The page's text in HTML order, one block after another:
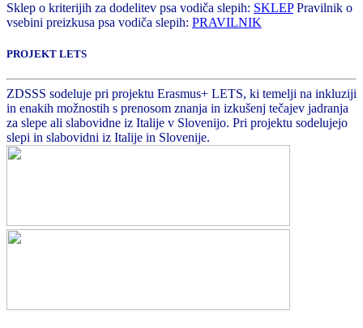
Sklep o kriterijih za dodelitev psa vodiča slepih: SKLEPPravilnik o
vsebini preizkusa psa vodiča slepih: PRAVILNIK
PROJEKT LETS
ZDSSS sodeluje pri projektu Erasmus+ LETS, ki temelji na inkluziji
in enakih možnostih s prenosom znanja in izkušenj tečajev jadranja
za slepe ali slabovidne iz Italije v Slovenijo. Pri projektu sodelujejo
slepi in slabovidni iz Italije in Slovenije.